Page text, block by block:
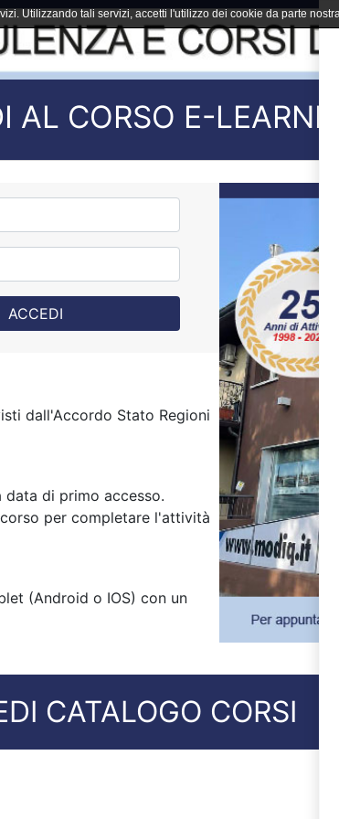
AL CORSO E-
ACCEDI
dall'Accordo Stato Regioni
di primo accesso.
per completare l'attività
(Android o IOS) con un
CATALOGO CORSI
Utilizzando tali servizi, accetti l'utilizzo dei cookie da parte